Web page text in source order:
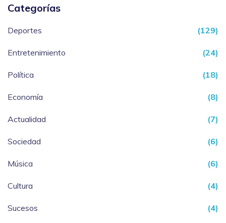
Categorías
Deportes (129)
Entretenimiento (24)
Política (18)
Economía (8)
Actualidad (7)
Sociedad (6)
Música (6)
Cultura (4)
Sucesos (4)